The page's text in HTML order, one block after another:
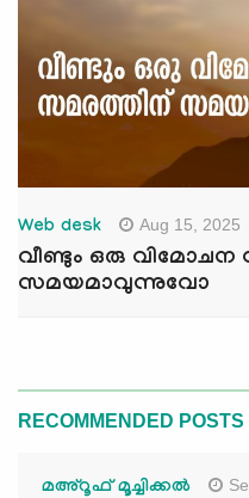
Web desk Aug 15, 2025
വീണ്ടും ഒരു
സമയമാവുന്നുവോ
RECOMMENDED POSTS
മഅ്റൂഫ് മൂച്ചിക്കല്‍